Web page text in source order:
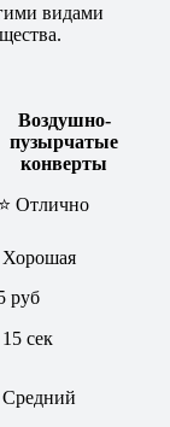
видами
Воздушно-
пузырчатые
конверты
Отлично
Хорошая
руб
15 сек
Средний